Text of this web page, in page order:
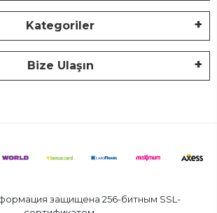
Kategoriler
Bize Ulaşın
защищена 256-битным SSL-